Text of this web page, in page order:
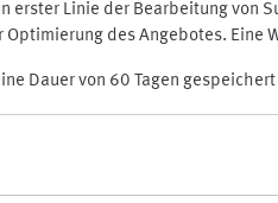
erster Linie der Bearbeitung
des Angebotes.
Dauer von 60 Tagen